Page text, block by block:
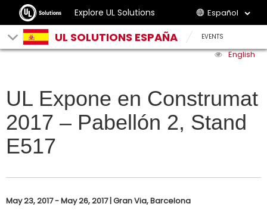
Explore UL Solutions Español
UL SOLUTIONS ESPAÑA EVENTS
English
UL Expone en Construmat
2017 – Pabellón 2, Stand
E517
May 23, 2017 - May 26, 2017 | Gran Via, Barcelona